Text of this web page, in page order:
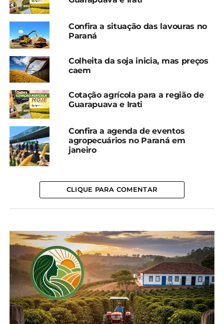
comparação ao volume registrado no 2º trimestre
de 2023 e redução de 6,3% em comparação ao
obtido no 1° trimestre de 2024.
*IBGE
Compartilhe isso:
Relacionado
e frangos crescem no 3°
trimestre de 2024
19,9% no ano, indica IBGE
12 de fevereiro, 2024
Abate de bovinos atinge
mais de 10 milhões de
cabeças em um trimestre
6 de dezembro, 2024
Em "Brasil"
TÓPICOS RELACIONADOS: AGRO
AGRONEGÓCIO
PECUÁRIA
PECUÁRIA LEITEIRA PRODUTOR RURAL
Confira a situação das lavouras no
Paraná
Colheita da soja inicia, mas preços
caem
Cotação agrícola para a região de
Guarapuava e Irati
Confira a agenda de eventos
agropecuários no Paraná em
janeiro
CLIQUE PARA COMENTAR